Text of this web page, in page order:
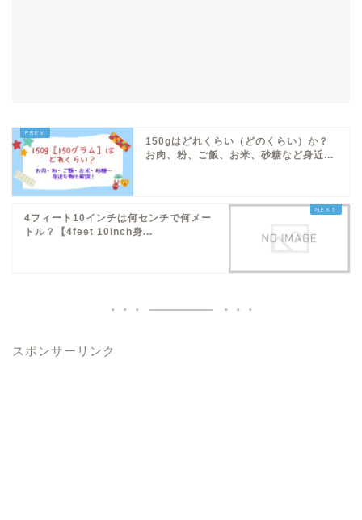
150gはどれくらい（どのくらい）か？
お肉、粉、ご飯、お米、砂糖など身近...
4フィート10インチは何センチで何メー
トル？【4feet 10inch身...
スポンサーリンク